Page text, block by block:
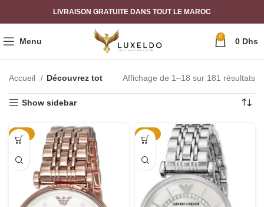
LIVRAISON GRATUITE DANS TOUT LE MAROC
Menu 0 0 Dhs
Accueil Découvrez tot Affichage de 1–18 sur 181 résultats
Show sidebar
-42% -55%